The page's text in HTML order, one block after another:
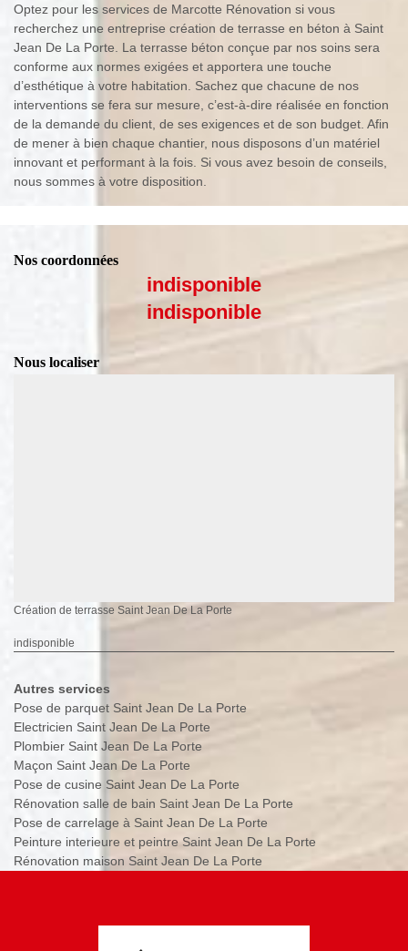
Optez pour les services de Marcotte Rénovation si vous
recherchez une entreprise création de terrasse en béton à Saint
Jean De La Porte. La terrasse béton conçue par nos soins sera
conforme aux normes exigées et apportera une touche
d’esthétique à votre habitation. Sachez que chacune de nos
interventions se fera sur mesure, c’est-à-dire réalisée en fonction
de la demande du client, de ses exigences et de son budget. Afin
de mener à bien chaque chantier, nous disposons d’un matériel
innovant et performant à la fois. Si vous avez besoin de conseils,
nous sommes à votre disposition.
Nos coordonnées
indisponible
indisponible
Nous localiser
Création de terrasse Saint Jean De La Porte
indisponible
Autres services
Pose de parquet Saint Jean De La Porte
Electricien Saint Jean De La Porte
Plombier Saint Jean De La Porte
Maçon Saint Jean De La Porte
Pose de cusine Saint Jean De La Porte
Rénovation salle de bain Saint Jean De La Porte
Pose de carrelage à Saint Jean De La Porte
Peinture interieure et peintre Saint Jean De La Porte
Rénovation maison Saint Jean De La Porte